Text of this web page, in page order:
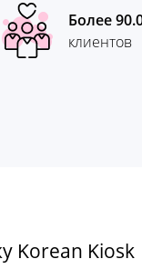
Более
клиентов
Korean Kiosk